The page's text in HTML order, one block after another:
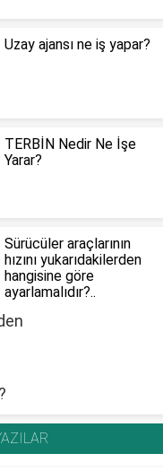
Uzay ajansı ne iş yapar?
TERBİN Nedir Ne İşe
Yarar?
Sürücüler araçlarının
hızını yukarıdakilerden
hangisine göre
ayarlamalıdır?..